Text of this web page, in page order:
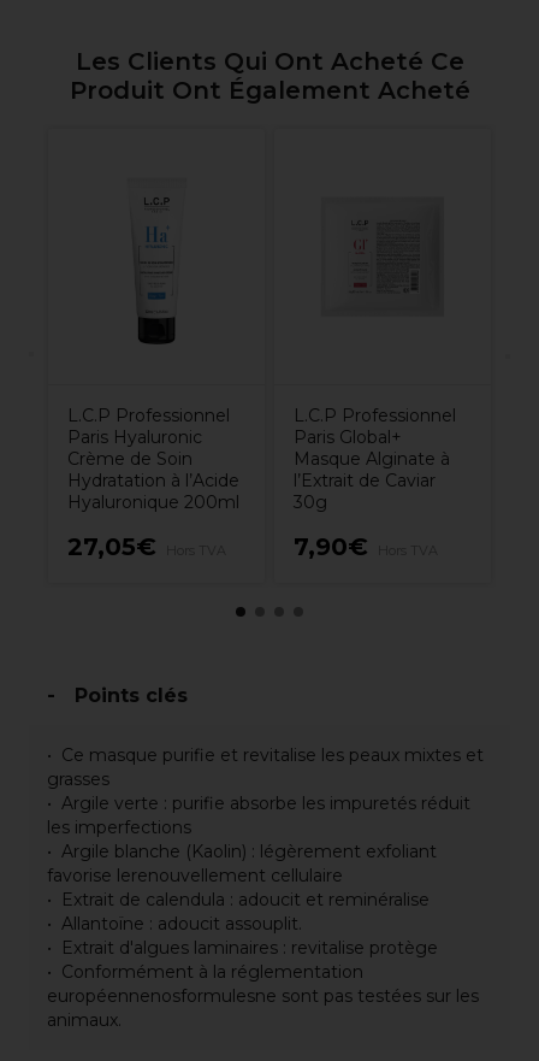
Les Clients Qui Ont Acheté Ce
Produit Ont Également Acheté
L.C.P Professionnel
Paris Hyaluronic
Crème de Soin
Hydratation à l’Acide
Hyaluronique 200ml
27,05€
L.C.P Professionnel
Paris Global+
Masque Alginate à
l’Extrait de Caviar
30g
7,90€
Points clés
Ce masque purifie et revitalise les peaux mixtes et
grasses
Argile verte : purifie absorbe les impuretés réduit
les imperfections
Argile blanche (Kaolin) : légèrement exfoliant
favorise lerenouvellement cellulaire
Extrait de calendula : adoucit et reminéralise
Allantoïne : adoucit assouplit.
Extrait d'algues laminaires : revitalise protège
Conformément à la réglementation
européennenosformulesne sont pas testées sur les
animaux.